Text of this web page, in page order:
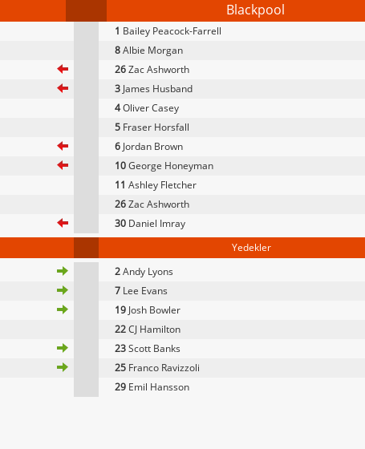
Blackpool
1 Bailey Peacock-Farrell
8Albie Morgan
26Zac Ashworth
3 James Husband
4Oliver Casey
5 Fraser Horsfall
6 Jordan Brown
10George Honeyman
11 Ashley Fletcher
26Zac Ashworth
30 Daniel Imray
Yedekler
2Andy Lyons
7 Lee Evans
19 Josh Bowler
22CJ Hamilton
23Scott Banks
25 Franco Ravizzoli
29 Emil Hansson